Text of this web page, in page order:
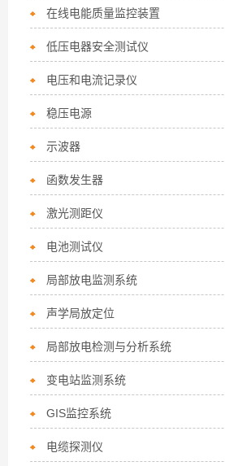
在线电能质量监控装置
低压电器安全测试仪
电压和电流记录仪
稳压电源
示波器
函数发生器
激光测距仪
电池测试仪
局部放电监测系统
声学局放定位
局部放电检测与分析系统
变电站监测系统
GIS监控系统
电缆探测仪